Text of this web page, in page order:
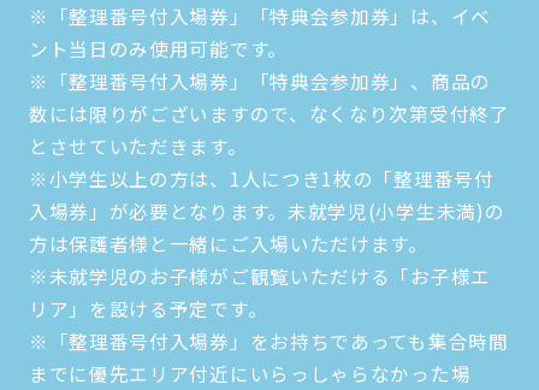
※「整理番号付入場券」「特典会参加券」は、イベ
ント当日のみ使用可能です。
※「整理番号付入場券」「特典会参加券」、商品の
数には限りがございますので、なくなり次第受付終了
とさせていただきます。
※小学生以上の方は、1人につき1枚の「整理番号付
入場券」が必要となります。未就学児(小学生未満)の
方は保護者様と一緒にご入場いただけます。
※未就学児のお子様がご観覧いただける「お子様エ
リア」を設ける予定です。
※「整理番号付入場券」をお持ちであっても集合時間
までに優先エリア付近にいらっしゃらなかった場